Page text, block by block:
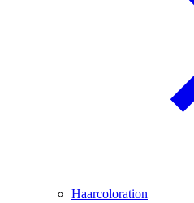
Haarcoloration